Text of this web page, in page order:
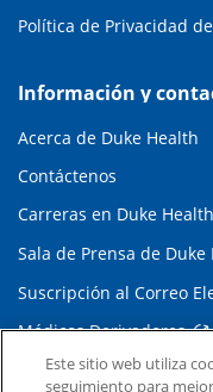
Política de Privacidad
Información y
Acerca de Duke Health
Contáctenos
Carreras en Duke Health
Sala de Prensa de Duke
Suscripción al Correo
Médicos Derivadores
Este sitio web utiliza
seguimiento para